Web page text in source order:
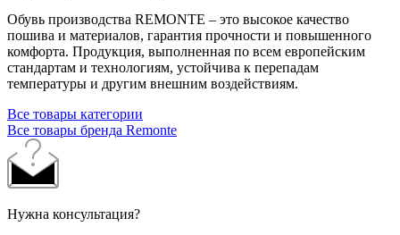
Обувь производства REMONTE – это высокое качество
пошива и материалов, гарантия прочности и повышенного
комфорта. Продукция, выполненная по всем европейским
стандартам и технологиям, устойчива к перепадам
температуры и другим внешним воздействиям.
Все товары категории
Все товары бренда Remonte
Нужна консультация?